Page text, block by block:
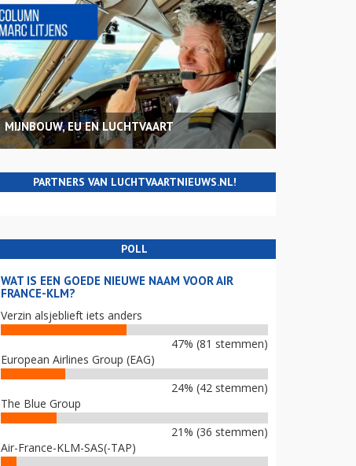
MIJNBOUW, EU EN LUCHTVAART
PARTNERS VAN LUCHTVAARTNIEUWS.NL!
POLL
WAT IS EEN GOEDE NIEUWE NAAM VOOR AIR
FRANCE-KLM?
Verzin alsjeblieft iets anders
47% (81 stemmen)
European Airlines Group (EAG)
24% (42 stemmen)
The Blue Group
21% (36 stemmen)
Air-France-KLM-SAS(-TAP)